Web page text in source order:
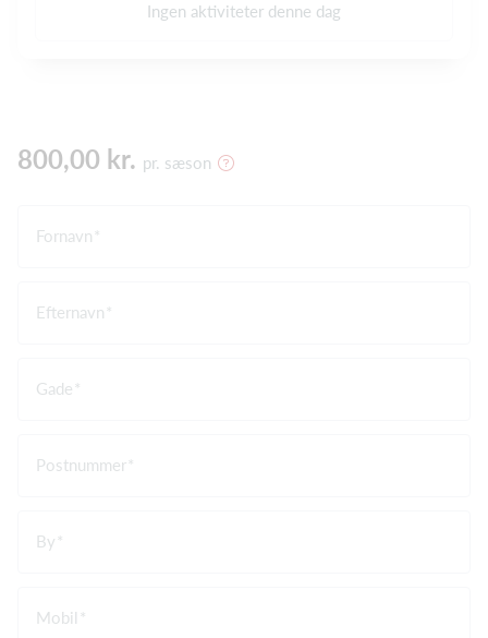
Ingen aktiviteter denne dag
800,00 kr. pr. sæson
Fornavn
Efternavn
Gade
Postnummer
By
Mobil